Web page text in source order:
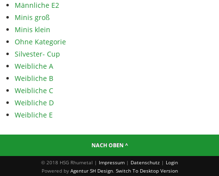
Männliche E2
Minis groß
Minis klein
Ohne Kategorie
Silvester- Cup
Weibliche A
Weibliche B
Weibliche C
Weibliche D
Weibliche E
NACH OBEN ^
© 2018 HSG Rhumetal | Impressum | Datenschutz | Login
Powered by Agentur SH Design. Switch To Desktop Version